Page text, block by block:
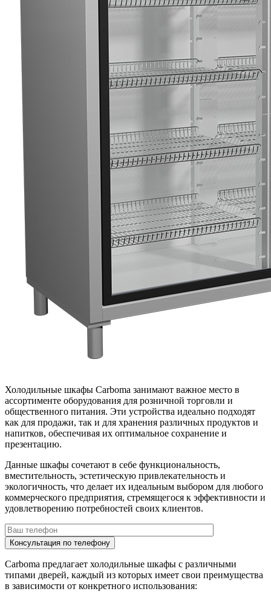
Холодильные шкафы Carboma занимают важное место в
ассортименте оборудования для розничной торговли и
общественного питания. Эти устройства идеально подходят
как для продажи, так и для хранения различных продуктов и
напитков, обеспечивая их оптимальное сохранение и
презентацию.
Данные шкафы сочетают в себе функциональность,
вместительность, эстетическую привлекательность и
экологичность, что делает их идеальным выбором для любого
коммерческого предприятия, стремящегося к эффективности и
удовлетворению потребностей своих клиентов.
Carboma предлагает холодильные шкафы с различными
типами дверей, каждый из которых имеет свои преимущества
в зависимости от конкретного использования: